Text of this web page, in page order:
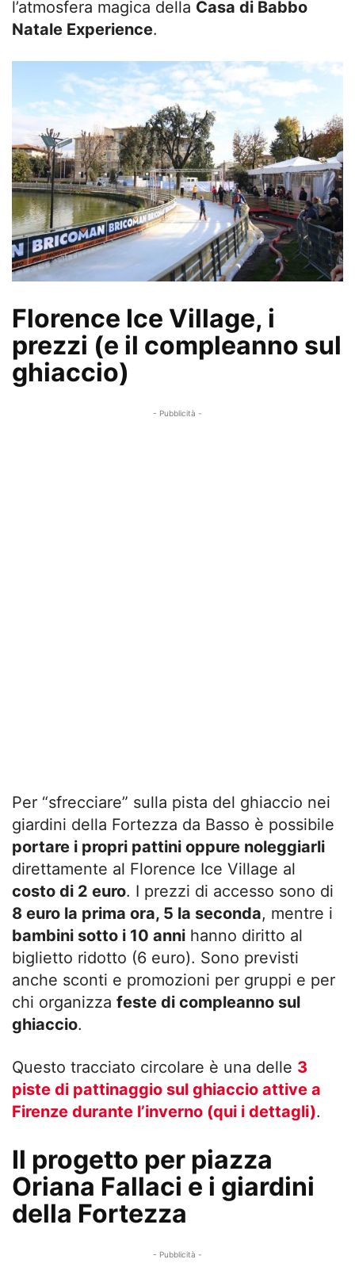
l’atmosfera magica della Casa di Babbo
Natale Experience.
Florence Ice Village, i
prezzi (e il compleanno sul
ghiaccio)
- Pubblicità -
Per “sfrecciare” sulla pista del ghiaccio nei
giardini della Fortezza da Basso è possibile
portare i propri pattini oppure noleggiarli
direttamente al Florence Ice Village al
costo di 2 euro. I prezzi di accesso sono di
8 euro la prima ora, 5 la seconda, mentre i
bambini sotto i 10 anni hanno diritto al
biglietto ridotto (6 euro). Sono previsti
anche sconti e promozioni per gruppi e per
chi organizza feste di compleanno sul
ghiaccio.
Questo tracciato circolare è una delle 3
piste di pattinaggio sul ghiaccio attive a
Firenze durante l’inverno (qui i dettagli).
Il progetto per piazza
Oriana Fallaci e i giardini
della Fortezza
- Pubblicità -